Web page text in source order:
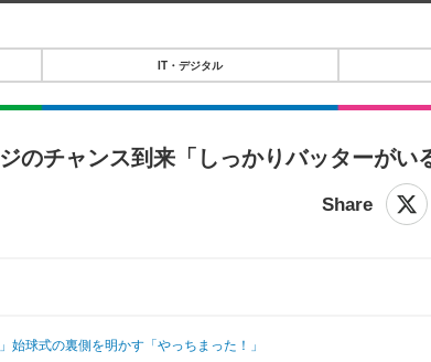
IT・デジタルTOP
音楽
ペット
IT・デジタル
のチャンス到来「しっかりバッターがい
始球式の裏側を明かす「やっちまった！」